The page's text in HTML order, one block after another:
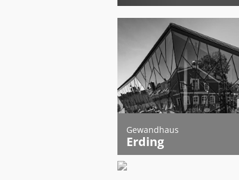
Gewandhaus
Erding